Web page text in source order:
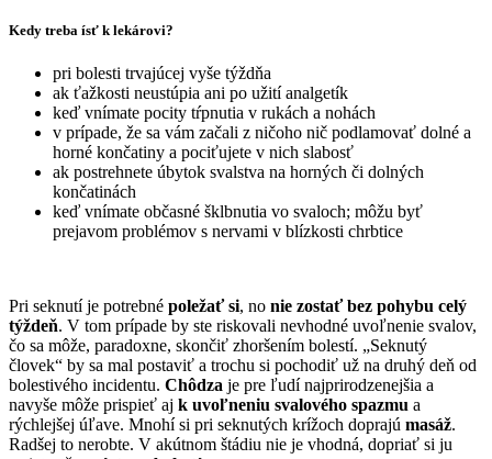
Kedy treba ísť k lekárovi?
pri bolesti trvajúcej vyše týždňa
ak ťažkosti neustúpia ani po užití analgetík
keď vnímate pocity tŕpnutia v rukách a nohách
v prípade, že sa vám začali z ničoho nič podlamovať dolné a
horné končatiny a pociťujete v nich slabosť
ak postrehnete úbytok svalstva na horných či dolných
končatinách
keď vnímate občasné šklbnutia vo svaloch; môžu byť
prejavom problémov s nervami v blízkosti chrbtice
Pri seknutí je potrebné poležať si, no nie zostať bez pohybu celý
týždeň. V tom prípade by ste riskovali nevhodné uvoľnenie svalov,
čo sa môže, paradoxne, skončiť zhoršením bolestí. „Seknutý
človek“ by sa mal postaviť a trochu si pochodiť už na druhý deň od
bolestivého incidentu. Chôdza je pre ľudí najprirodzenejšia a
navyše môže prispieť aj k uvoľneniu svalového spazmu a
rýchlejšej úľave. Mnohí si pri seknutých krížoch doprajú masáž.
Radšej to nerobte. V akútnom štádiu nie je vhodná, dopriať si ju